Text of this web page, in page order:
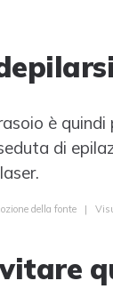
è
di
della fonte |